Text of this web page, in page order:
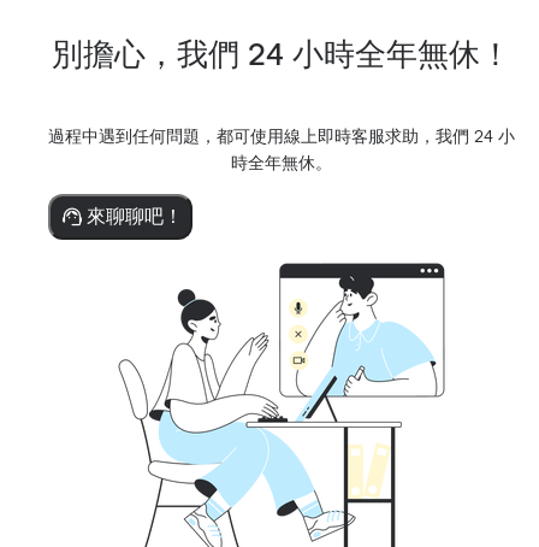
別擔心，我們 24 小時全年無休！
過程中遇到任何問題，都可使用線上即時客服求助，我們 24 小
時全年無休。
來聊聊吧！